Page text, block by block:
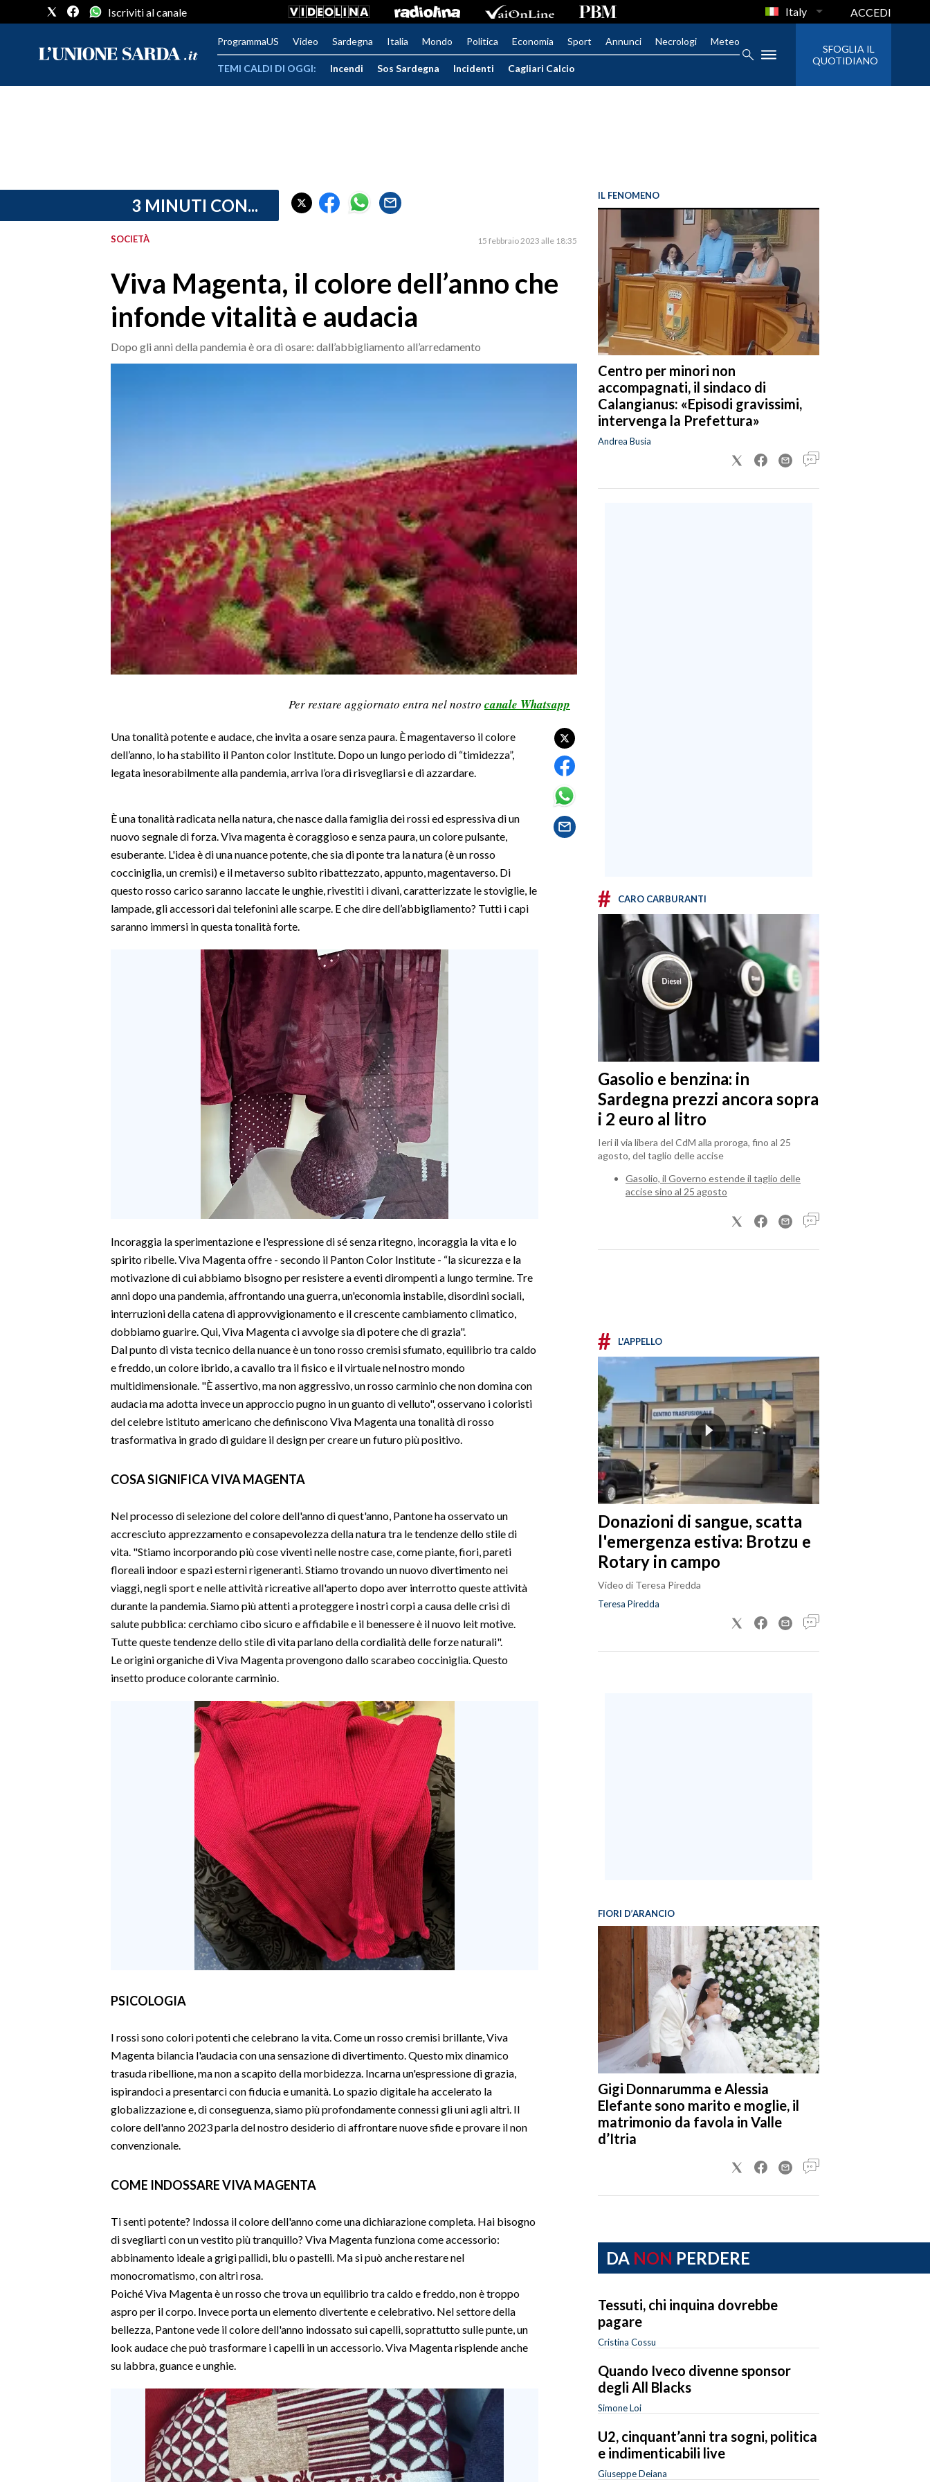
PROVINCIA DI CAGLIARI
Iscriviti al canale Italy ACCEDI
ProgrammaUS Video Sardegna Italia Mondo Politica Economia Sport Annunci Necrologi Meteo
TEMI CALDI DI OGGI: Incendi Sos Sardegna Incidenti Cagliari Calcio
SFOGLIA IL
QUOTIDIANO
3 MINUTI CON...
SOCIETÀ 15 febbraio 2023 alle 18:35
Viva Magenta, il colore dell’anno che
infonde vitalità e audacia
Dopo gli anni della pandemia è ora di osare: dall’abbigliamento all’arredamento
Per restare aggiornato entra nel nostro canale Whatsapp
Una tonalità potente e audace, che invita a osare senza paura. È magentaverso il colore
dell’anno, lo ha stabilito il Panton color Institute. Dopo un lungo periodo di “timidezza”,
legata inesorabilmente alla pandemia, arriva l’ora di risvegliarsi e di azzardare.
È una tonalità radicata nella natura, che nasce dalla famiglia dei rossi ed espressiva di un
nuovo segnale di forza. Viva magenta è coraggioso e senza paura, un colore pulsante,
esuberante. L'idea è di una nuance potente, che sia di ponte tra la natura (è un rosso
cocciniglia, un cremisi) e il metaverso subito ribattezzato, appunto, magentaverso. Di
questo rosso carico saranno laccate le unghie, rivestiti i divani, caratterizzate le stoviglie, le
lampade, gli accessori dai telefonini alle scarpe. E che dire dell’abbigliamento? Tutti i capi
saranno immersi in questa tonalità forte.
Incoraggia la sperimentazione e l'espressione di sé senza ritegno, incoraggia la vita e lo
spirito ribelle. Viva Magenta offre - secondo il Panton Color Institute - “la sicurezza e la
motivazione di cui abbiamo bisogno per resistere a eventi dirompenti a lungo termine. Tre
anni dopo una pandemia, affrontando una guerra, un'economia instabile, disordini sociali,
interruzioni della catena di approvvigionamento e il crescente cambiamento climatico,
dobbiamo guarire. Qui, Viva Magenta ci avvolge sia di potere che di grazia".
Dal punto di vista tecnico della nuance è un tono rosso cremisi sfumato, equilibrio tra caldo
e freddo, un colore ibrido, a cavallo tra il fisico e il virtuale nel nostro mondo
multidimensionale. "È assertivo, ma non aggressivo, un rosso carminio che non domina con
audacia ma adotta invece un approccio pugno in un guanto di velluto", osservano i coloristi
del celebre istituto americano che definiscono Viva Magenta una tonalità di rosso
trasformativa in grado di guidare il design per creare un futuro più positivo.
COSA SIGNIFICA VIVA MAGENTA
Nel processo di selezione del colore dell'anno di quest'anno, Pantone ha osservato un
accresciuto apprezzamento e consapevolezza della natura tra le tendenze dello stile di
vita. "Stiamo incorporando più cose viventi nelle nostre case, come piante, fiori, pareti
floreali indoor e spazi esterni rigeneranti. Stiamo trovando un nuovo divertimento nei
viaggi, negli sport e nelle attività ricreative all'aperto dopo aver interrotto queste attività
durante la pandemia. Siamo più attenti a proteggere i nostri corpi a causa delle crisi di
salute pubblica: cerchiamo cibo sicuro e affidabile e il benessere è il nuovo leit motive.
Tutte queste tendenze dello stile di vita parlano della cordialità delle forze naturali".
Le origini organiche di Viva Magenta provengono dallo scarabeo cocciniglia. Questo
insetto produce colorante carminio.
PSICOLOGIA
I rossi sono colori potenti che celebrano la vita. Come un rosso cremisi brillante, Viva
Magenta bilancia l'audacia con una sensazione di divertimento. Questo mix dinamico
trasuda ribellione, ma non a scapito della morbidezza. Incarna un'espressione di grazia,
ispirandoci a presentarci con fiducia e umanità. Lo spazio digitale ha accelerato la
globalizzazione e, di conseguenza, siamo più profondamente connessi gli uni agli altri. Il
colore dell'anno 2023 parla del nostro desiderio di affrontare nuove sfide e provare il non
convenzionale.
COME INDOSSARE VIVA MAGENTA
Ti senti potente? Indossa il colore dell'anno come una dichiarazione completa. Hai bisogno
di svegliarti con un vestito più tranquillo? Viva Magenta funziona come accessorio:
abbinamento ideale a grigi pallidi, blu o pastelli. Ma si può anche restare nel
monocromatismo, con altri rosa.
Poiché Viva Magenta è un rosso che trova un equilibrio tra caldo e freddo, non è troppo
aspro per il corpo. Invece porta un elemento divertente e celebrativo. Nel settore della
bellezza, Pantone vede il colore dell'anno indossato sui capelli, soprattutto sulle punte, un
look audace che può trasformare i capelli in un accessorio. Viva Magenta risplende anche
su labbra, guance e unghie.
IL FENOMENO
Centro per minori non
accompagnati, il sindaco di
Calangianus: «Episodi gravissimi,
intervenga la Prefettura»
Andrea Busia
# CARO CARBURANTI
Gasolio e benzina: in
Sardegna prezzi ancora sopra
i 2 euro al litro
Ieri il via libera del CdM alla proroga, fino al 25
agosto, del taglio delle accise
Gasolio, il Governo estende il taglio delle
accise sino al 25 agosto
# L'APPELLO
Donazioni di sangue, scatta
l'emergenza estiva: Brotzu e
Rotary in campo
Video di Teresa Piredda
Teresa Piredda
FIORI D’ARANCIO
Gigi Donnarumma e Alessia
Elefante sono marito e moglie, il
matrimonio da favola in Valle
d’Itria
DA NON PERDERE
Tessuti, chi inquina dovrebbe
pagare
Cristina Cossu
Quando Iveco divenne sponsor
degli All Blacks
Simone Loi
U2, cinquant’anni tra sogni, politica
e indimenticabili live
Giuseppe Deiana